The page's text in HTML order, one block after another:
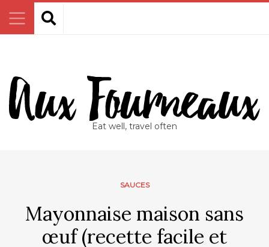
Eat well, travel often
SAUCES
Mayonnaise maison sans
œuf (recette facile et